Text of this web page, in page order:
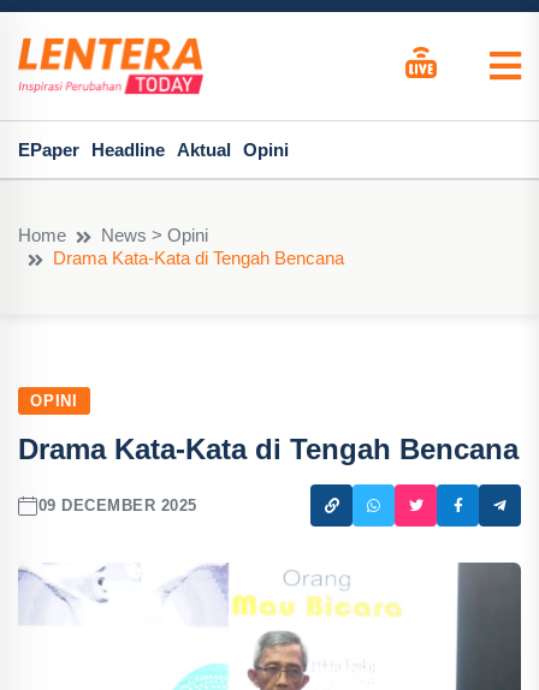
EPaper Headline Aktual Opini
Home
News > Opini
Drama Kata-Kata di Tengah Bencana
OPINI
Drama Kata-Kata di Tengah Bencana
09 DECEMBER 2025